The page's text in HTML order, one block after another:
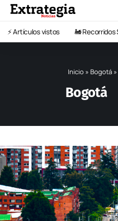
⚡️ Artículos vistos 🚂 Recorridos
Inicio» Bogotá»
Bogotá